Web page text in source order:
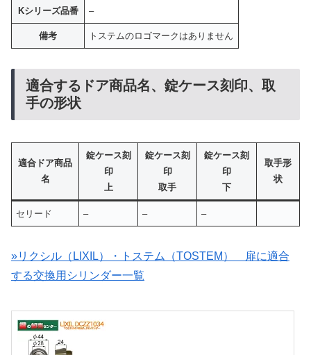
Kシリーズ品番 –
備考 トステムのロゴマークはありません
適合するドア商品名、錠ケース刻印、取
手の形状
適合ドア商品
名
錠ケース刻
印
上
錠ケース刻
印
取手
錠ケース刻
印
下
取手形
状
セリード – – –
»リクシル（LIXIL）・トステム（TOSTEM） 扉に適合
する交換用シリンダー一覧